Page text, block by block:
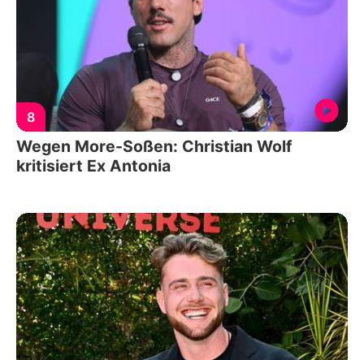
8
Wegen More-Soßen: Christian Wolf
kritisiert Ex Antonia